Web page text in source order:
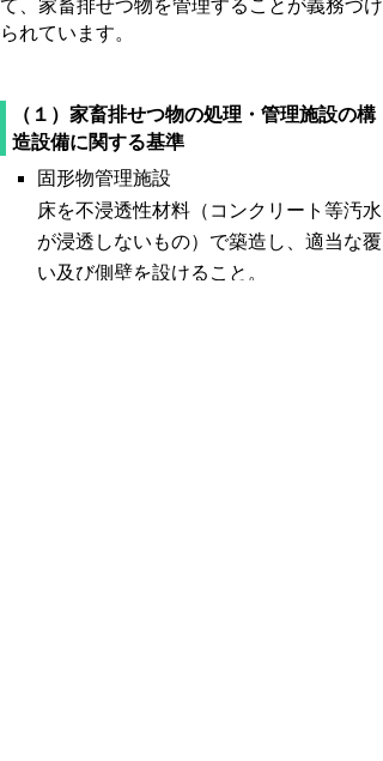
て、家畜排せつ物を管理することが義務づけ
られています。
（１）家畜排せつ物の処理・管理施設の構
造設備に関する基準
固形物管理施設
床を不浸透性材料（コンクリート等汚水
が浸透しないもの）で築造し、適当な覆
い及び側壁を設けること。